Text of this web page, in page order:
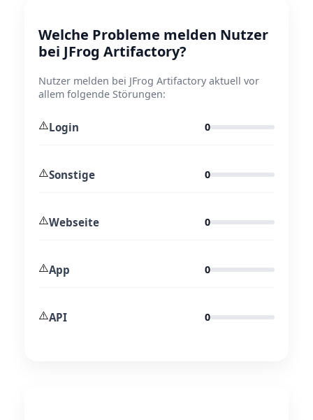
Welche Probleme melden Nutzer
bei JFrog Artifactory?
Nutzer melden bei JFrog Artifactory aktuell vor
allem folgende Störungen:
⚠️Login 0
⚠️Sonstige 0
⚠️Webseite 0
⚠️App 0
⚠️API 0